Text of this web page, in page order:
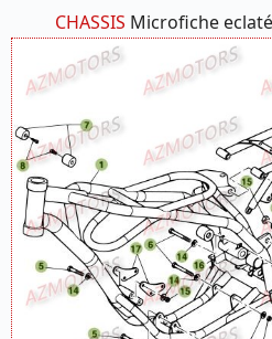
CHASSIS Microfiche